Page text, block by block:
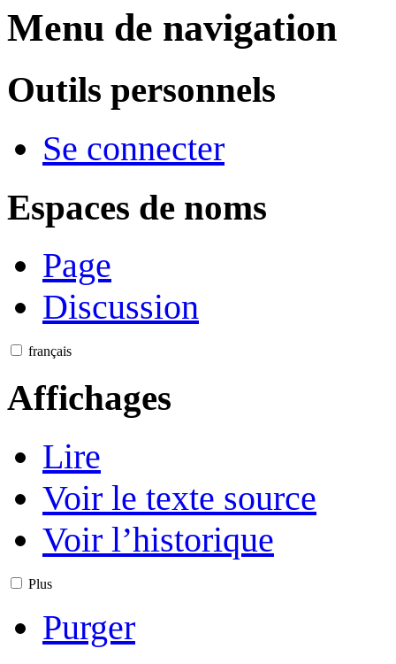
Menu de navigation
Outils personnels
Se connecter
Espaces de noms
Page
Discussion
français
Affichages
Lire
Voir le texte source
Voir l’historique
Plus
Purger